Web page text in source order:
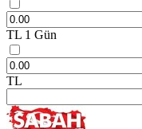
TL 1 Gün
TL